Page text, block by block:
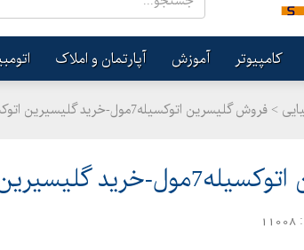
کامپیوتر آموزش آپارتمان و املاک
گلیسرین اتوکسیله7مول-خرید گلیسیرین اتوکسیله7مول
اتوکسیله7مول
11008